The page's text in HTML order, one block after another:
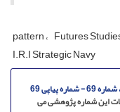
pattern Futures
I.R.I Strategic Navy
این شماره پژوهشی می